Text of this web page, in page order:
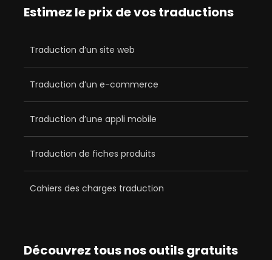
Estimez le prix de vos traductions
Traduction d’un site web
Traduction d’un e-commerce
Traduction d’une appli mobile
Traduction de fiches produits
Cahiers des charges traduction
Découvrez tous nos outils gratuits